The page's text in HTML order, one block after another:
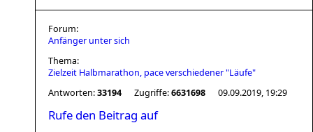
Forum:
Anfänger unter sich
Thema:
Zielzeit Halbmarathon, pace verschiedener "Läufe"
Antworten:33194 Zugriffe:6631698 09.09.2019, 19:29
Rufe den Beitrag auf